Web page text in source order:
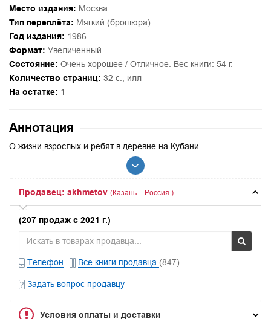
Место издания: Москва
Тип переплёта: Мягкий (брошюра)
Год издания: 1986
Формат: Увеличенный
Состояние: Очень хорошее / Отличное. Вес книги: 54 г.
Количество страниц: 32 с., илл
На остатке: 1
Аннотация
О жизни взрослых и ребят в деревне на Кубани...
Продавец: akhmetov (Казань – Россия.)
(207 продаж с 2021 г.)
Телефон Все книги продавца (847)
Задать вопрос продавцу
Условия оплаты и доставки